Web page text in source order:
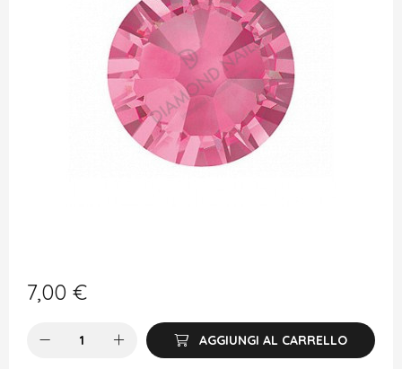
7,00 €
AGGIUNGI AL CARRELLO